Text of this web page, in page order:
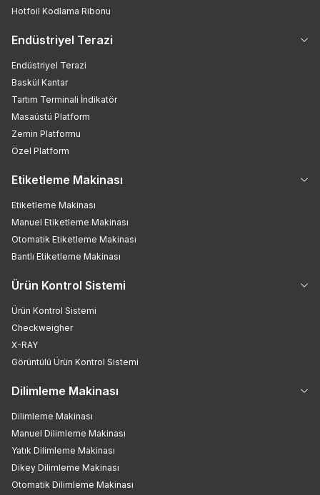
Hotfoil Kodlama Ribonu
Endüstriyel Terazi
Endüstriyel Terazi
Baskül Kantar
Tartım Terminali İndikatör
Masaüstü Platform
Zemin Platformu
Özel Platform
Etiketleme Makinası
Etiketleme Makinası
Manuel Etiketleme Makinası
Otomatik Etiketleme Makinası
Bantlı Etiketleme Makinası
Ürün Kontrol Sistemi
Ürün Kontrol Sistemi
Checkweigher
X-RAY
Görüntülü Ürün Kontrol Sistemi
Dilimleme Makinası
Dilimleme Makinası
Manuel Dilimleme Makinası
Yatık Dilimleme Makinası
Dikey Dilimleme Makinası
Otomatik Dilimleme Makinası